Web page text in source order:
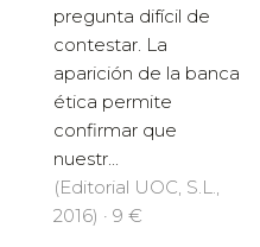
pregunta difícil de
contestar. La
aparición de la banca
ética permite
confirmar que
nuestr...
(Editorial UOC, S.L.,
2016) · 9 €